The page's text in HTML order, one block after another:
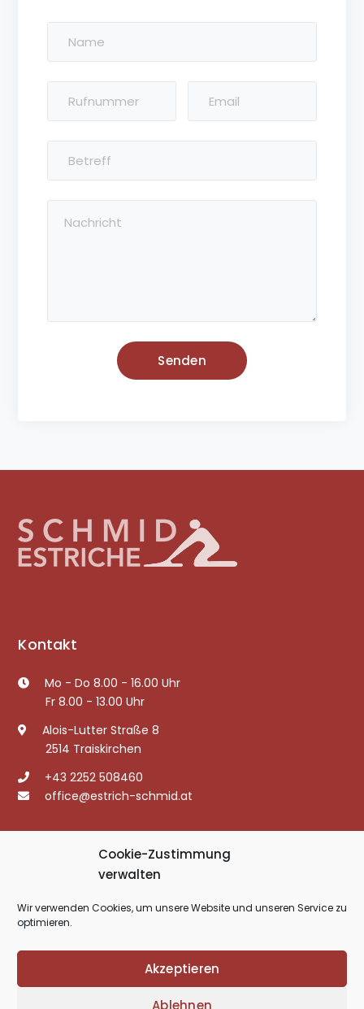
Cookie-Zustimmung
verwalten
Wir verwenden Cookies, um unsere Website und unseren Service zu
optimieren.
Akzeptieren
Ablehnen
Kontakt
Mo - Do 8.00 - 16.00 Uhr
Fr 8.00 - 13.00 Uhr
Alois-Lutter Straße 8
2514 Traiskirchen
+43 2252 508460
office@estrich-schmid.at
Rechtliche Angaben
Impressum